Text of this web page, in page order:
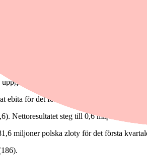
redovisar ett rörelseresultat för det
(64,3), en ökning med 34 procent jämfört
i mars 2024 uppgav bolaget att
första kvartalet skulle bli lägre än det
kronor, positivt till följd av genomförd
till -59,9 miljoner kronor, vilket
ebita för det första kvartalet 2024 på
Nettoresultatet steg till 0,6 miljoner kronor
miljoner polska zloty för det första